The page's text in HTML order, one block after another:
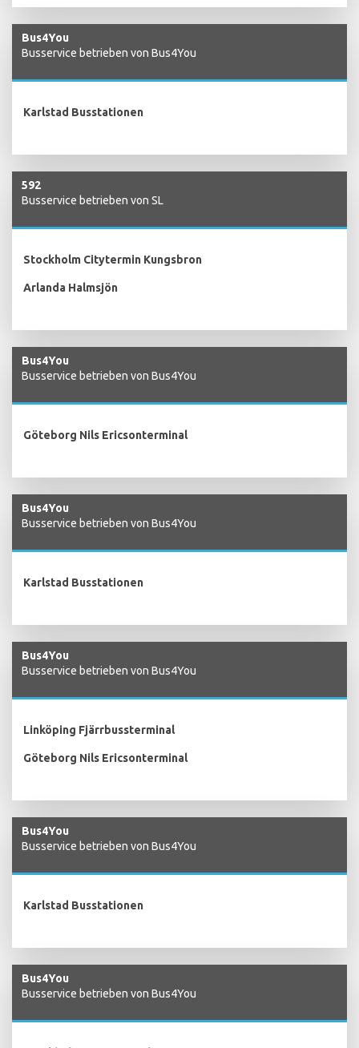
Bus4You
Busservice betrieben von Bus4You
Karlstad Busstationen
592
Busservice betrieben von SL
Stockholm Citytermin Kungsbron
Arlanda Halmsjön
Bus4You
Busservice betrieben von Bus4You
Göteborg Nils Ericsonterminal
Bus4You
Busservice betrieben von Bus4You
Karlstad Busstationen
Bus4You
Busservice betrieben von Bus4You
Linköping Fjärrbussterminal
Göteborg Nils Ericsonterminal
Bus4You
Busservice betrieben von Bus4You
Karlstad Busstationen
Bus4You
Busservice betrieben von Bus4You